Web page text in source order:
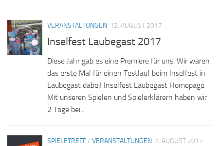
VERANSTALTUNGEN 12. AUGUST 2017
Inselfest Laubegast 2017
Diese Jahr gab es eine Premiere für uns: Wir waren
das erste Mal für einen Testlauf beim Inselfest in
Laubegast dabei! Inselfest Laubegast Homepage
Mit unseren Spielen und Spielerklärern haben wir
2 Tage bei...
SPIELETREFF/ VERANSTALTUNGEN 1. AUGUST 2017